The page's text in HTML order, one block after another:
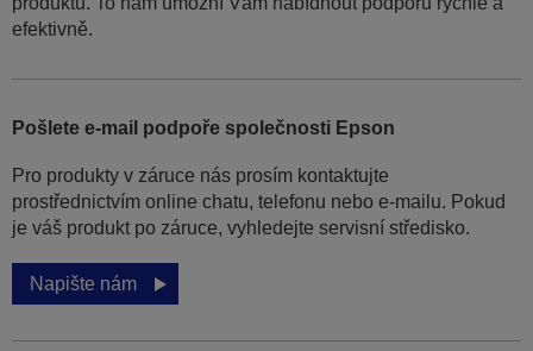
efektivně.
Pošlete e-mail podpoře společnosti Epson
Pro produkty v záruce nás prosím kontaktujte
prostřednictvím online chatu, telefonu nebo e-mailu. Pokud
je váš produkt po záruce, vyhledejte servisní středisko.
Napište nám